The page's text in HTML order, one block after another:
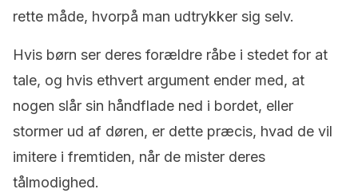
rette måde, hvorpå man udtrykker sig selv.
Hvis børn ser deres forældre råbe i stedet for at
tale, og hvis ethvert argument ender med, at
nogen slår sin håndflade ned i bordet, eller
stormer ud af døren, er dette præcis, hvad de vil
imitere i fremtiden, når de mister deres
tålmodighed.